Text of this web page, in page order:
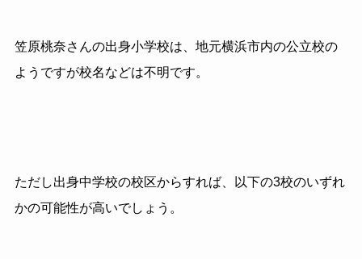
笠原桃奈さんの出身小学校は、地元横浜市内の公立校の
ようですが校名などは不明です。
ただし出身中学校の校区からすれば、以下の3校のいずれ
かの可能性が高いでしょう。